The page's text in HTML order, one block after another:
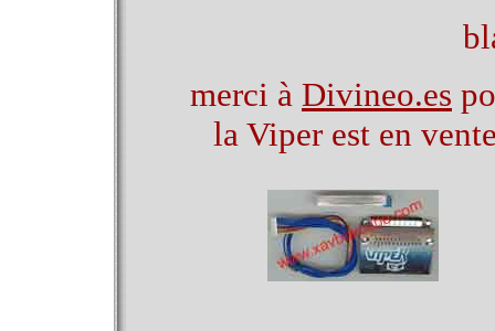
merci à Divineo.es
la Viper est en